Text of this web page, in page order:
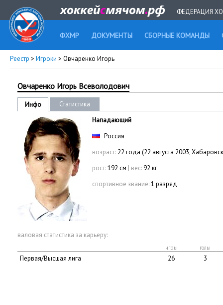
ФЕДЕРАЦИЯ
ФХМР ДОКУМЕНТЫ СБОРНЫЕ КОМАНДЫ
Реестр > Игроки > Овчаренко Игорь
Овчаренко Игорь Всеволодович
Инфо
Статистика
Нападающий
Россия
возраст: 22 года (22 августа 2003,
рост:192 см | вес: 92 кг
спортивное звание:1 разряд
валовая статистика за карьеру:
игры голы
Первая/Высшая лига 26 3